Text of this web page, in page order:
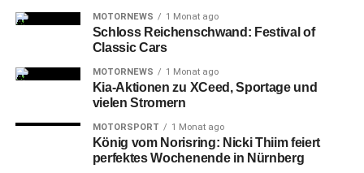
Theaterlabor Nürnberg
Dasehrenamtlich organisierte Ensemble besteht aus
einer vielfältigen Gruppe von professionellen und semi­
professionellen Schauspielenden sowie Laien im Alter
von 16 bis 80 Jahren. Künstlerinnen und Künstler mit und
ohne Fluchterfahrung wirken mit. Entgegengenommen
wurde der Preis von Irfan Taufik, Gründer und
MOTORNEWS 1 Monat ago
Schloss Reichenschwand: Festival of
Classic Cars
MOTORNEWS 1 Monat ago
Kia-Aktionen zu XCeed, Sportage und
vielen Stromern
MOTORSPORT 1 Monat ago
König vom Norisring: Nicki Thiim feiert
perfektes Wochenende in Nürnberg